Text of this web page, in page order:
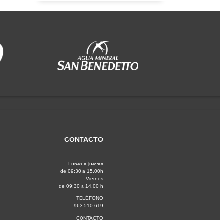
CONTACTO
Lunes a jueves
de 09:30 a 15.00h
Viernes
de 09:30 a 14.00 h
TELÉFONO
963 510 619
CONTACTO